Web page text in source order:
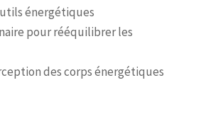
énergétiques
pour rééquilibrer les
des corps énergétiques